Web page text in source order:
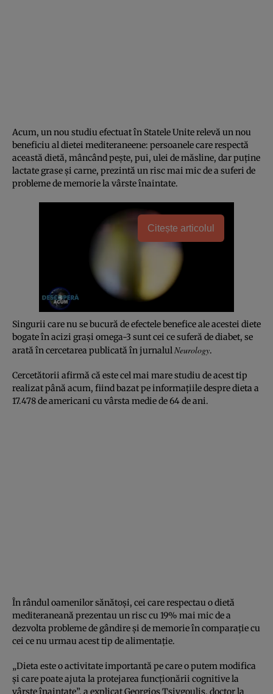
Acum, un nou studiu efectuat în Statele Unite relevă un nou
beneficiu al dietei mediteraneene: persoanele care respectă
această dietă, mâncând peşte, pui, ulei de măsline, dar puţine
lactate grase şi carne, prezintă un risc mai mic de a suferi de
probleme de memorie la vârste înaintate.
Citește articolul
Singurii care nu se bucură de efectele benefice ale acestei diete
bogate în acizi graşi omega-3 sunt cei ce suferă de diabet, se
arată în cercetarea publicată în jurnalul Neurology.
Cercetătorii afirmă că este cel mai mare studiu de acest tip
realizat până acum, fiind bazat pe informaţiile despre dieta a
17.478 de americani cu vârsta medie de 64 de ani.
În rândul oamenilor sănătoşi, cei care respectau o dietă
mediteraneană prezentau un risc cu 19% mai mic de a
dezvolta probleme de gândire şi de memorie în comparaţie cu
cei ce nu urmau acest tip de alimentaţie.
„Dieta este o activitate importantă pe care o putem modifica
şi care poate ajuta la protejarea funcţionării cognitive la
vârste înaintate”, a explicat Georgios Tsivgoulis, doctor la